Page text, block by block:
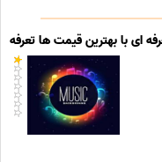
با بهترین قیمت ها تعرفه